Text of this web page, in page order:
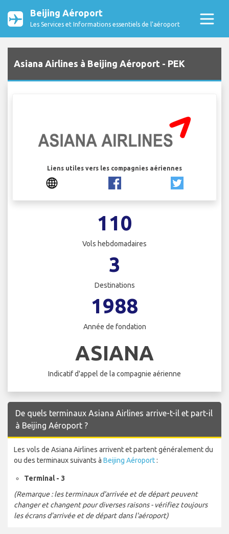
Beijing Aéroport
Les Services et Informations essentiels de l’aéroport
Asiana Airlines à Beijing Aéroport - PEK
Liens utiles vers les compagnies aériennes
110
Vols hebdomadaires
3
Destinations
1988
Année de fondation
ASIANA
Indicatif d'appel de la compagnie aérienne
De quels terminaux Asiana Airlines arrive-t-il et part-il
à Beijing Aéroport ?
Les vols de Asiana Airlines arrivent et partent généralement du
ou des terminaux suivants à Beijing Aéroport:
Terminal - 3
(Remarque : les terminaux d'arrivée et de départ peuvent
changer et changent pour diverses raisons - vérifiez toujours
les écrans d'arrivée et de départ dans l'aéroport)